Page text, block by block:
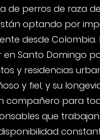
de perros de raza
optando por
desde Colombia.
Santo Domingo
y residencias
y fiel, y su
compañero para
que